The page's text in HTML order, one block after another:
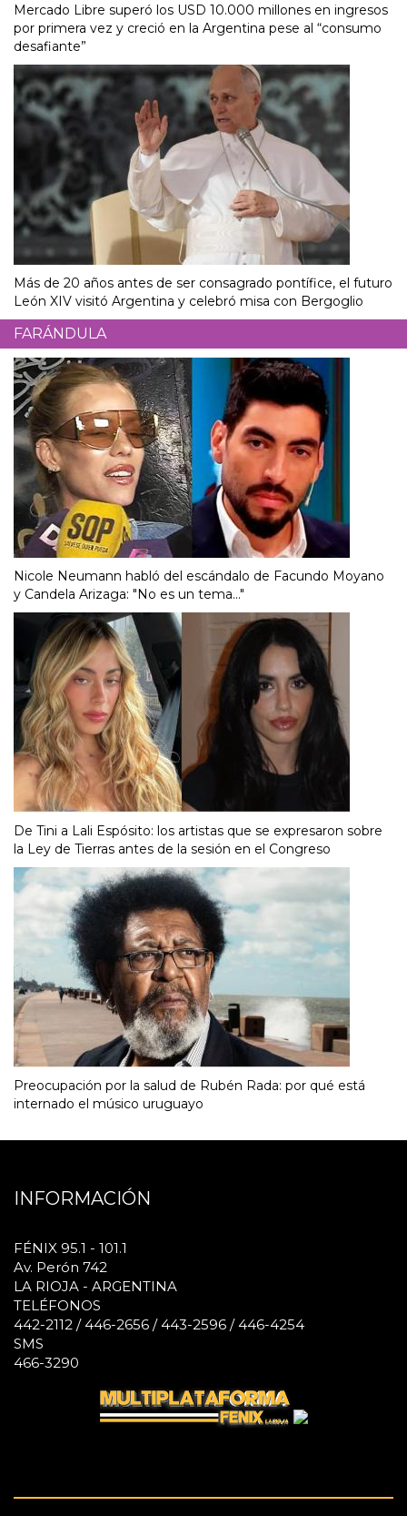
Mercado Libre superó los USD 10.000 millones en ingresos
por primera vez y creció en la Argentina pese al “consumo
desafiante”
Más de 20 años antes de ser consagrado pontífice, el futuro
León XIV visitó Argentina y celebró misa con Bergoglio
FARÁNDULA
Nicole Neumann habló del escándalo de Facundo Moyano
y Candela Arizaga: "No es un tema..."
De Tini a Lali Espósito: los artistas que se expresaron sobre
la Ley de Tierras antes de la sesión en el Congreso
Preocupación por la salud de Rubén Rada: por qué está
internado el músico uruguayo
INFORMACIÓN
FÉNIX 95.1 - 101.1
Av. Perón 742
LA RIOJA - ARGENTINA
TELÉFONOS
442-2112 / 446-2656 / 443-2596 / 446-4254
SMS
466-3290